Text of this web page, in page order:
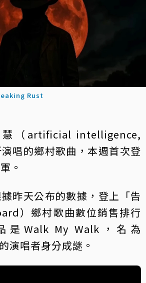
Rust
（artificial intelligence,
唱的鄉村歌曲，本週首次登
。
昨天公布的數據，登上「告
）鄉村歌曲數位銷售排行
是Walk My Walk，名為
演唱者身分成謎。